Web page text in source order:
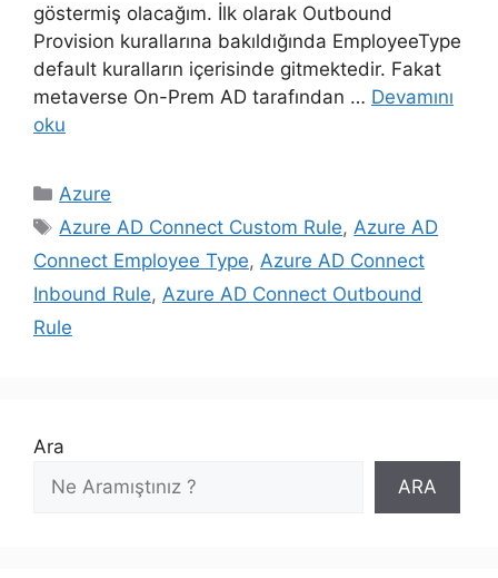
göstermiş olacağım. İlk olarak Outbound
Provision kurallarına bakıldığında EmployeeType
default kuralların içerisinde gitmektedir. Fakat
metaverse On-Prem AD tarafından … Devamını
oku
Kategoriler
Azure
Etiketler
Azure AD Connect Custom Rule, Azure AD
Connect Employee Type, Azure AD Connect
Inbound Rule, Azure AD Connect Outbound
Rule
Ara
ARA